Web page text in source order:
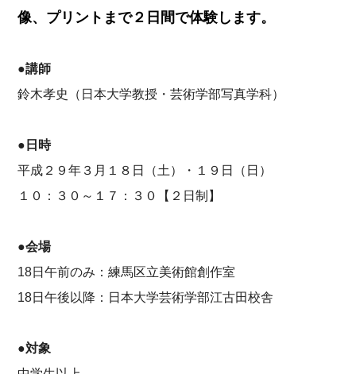
像、プリントまで２日間で体験します。
●講師
鈴木孝史（日本大学教授・芸術学部写真学科）
●日時
平成２９年３月１８日（土）・１９日（日）
１０：３０～１７：３０【２日制】
●会場
18日午前のみ：練馬区立美術館創作室
18日午後以降：日本大学芸術学部江古田校舎
●対象